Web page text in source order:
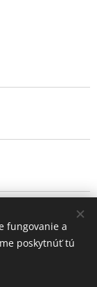
fungovanie a
poskytnúť tú